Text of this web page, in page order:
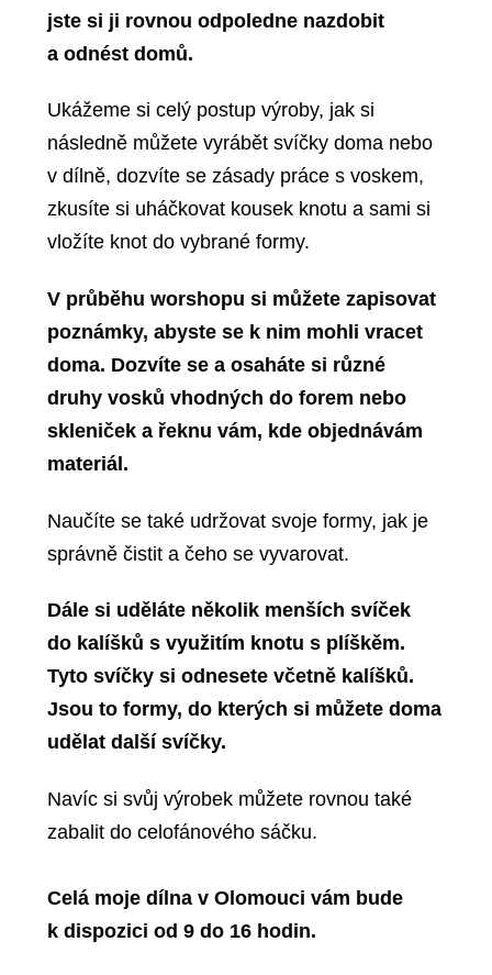
jste si ji rovnou odpoledne nazdobit
a odnést domů.
Ukážeme si celý postup výroby, jak si
následně můžete vyrábět svíčky doma nebo
v dílně, dozvíte se zásady práce s voskem,
zkusíte si uháčkovat kousek knotu a sami si
vložíte knot do vybrané formy.
V průběhu worshopu si můžete zapisovat
poznámky, abyste se k nim mohli vracet
doma. Dozvíte se a osaháte si různé
druhy vosků vhodných do forem nebo
skleniček a řeknu vám, kde objednávám
materiál.
Naučíte se také udržovat svoje formy, jak je
správně čistit a čeho se vyvarovat.
Dále si uděláte několik menších svíček
do kalíšků s využitím knotu s plíškěm.
Tyto svíčky si odnesete včetně kalíšků.
Jsou to formy, do kterých si můžete doma
udělat další svíčky.
Navíc si svůj výrobek můžete rovnou také
zabalit do celofánového sáčku.
Celá moje dílna v Olomouci vám bude
k dispozici od 9 do 16 hodin.